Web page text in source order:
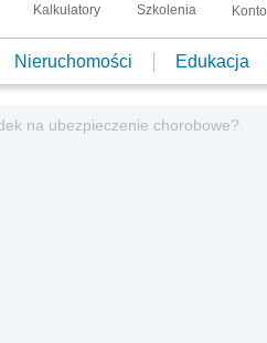
Kalkulatory Szkolenia Konto
Nieruchomości Edukacja
na ubezpieczenie chorobowe?